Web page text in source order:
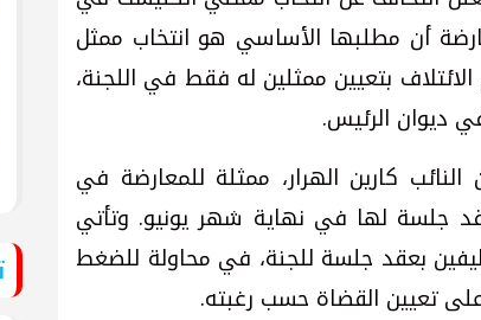
يونيو. وتؤكد المعارضة أن مطلبها الأساسي هو انتخاب ممثل
بتعيين ممثلين له فقط في اللجنة،
ديوان الرئيس.
كارين الهرار، ممثلة للمعارضة في
جلسة لها في نهاية شهر يونيو. وتأتي
بعقد جلسة للجنة، في محاولة للضغط
تعيين القضاة حسب رغبته.